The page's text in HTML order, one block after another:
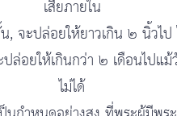
เสียภายใน
, จะปล่อยให้ยาวเกิน ๒ นิ้วไป
ล่อยให้เกินกว่า ๒ เดือนไปแ
ไม่ได้